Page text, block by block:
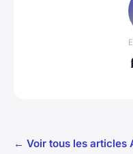
← Voir tous les articles